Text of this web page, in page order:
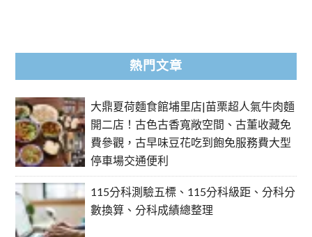
熱門文章
大鼎夏荷麵食館埔里店|苗栗超人氣牛肉麵
開二店！古色古香寬敞空間、古董收藏免
費參觀，古早味豆花吃到飽免服務費大型
停車場交通便利
115分科測驗五標、115分科級距、分科分
數換算、分科成績總整理